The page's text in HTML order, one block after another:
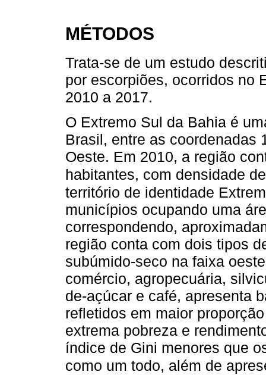
MÉTODOS
Trata-se de um estudo
por escorpiões, ocorridos no
2010 a 2017.
O Extremo Sul da Bahia é
Brasil, entre as coordenadas
Oeste. Em 2010, a região
habitantes, com densidade
território de identidade
municípios ocupando uma
correspondendo,
região conta com dois tipos
subúmido-seco na faixa
comércio, agropecuária,
de-açúcar e café, apresenta
refletidos em maior
extrema pobreza e
índice de Gini menores que
como um todo, além de